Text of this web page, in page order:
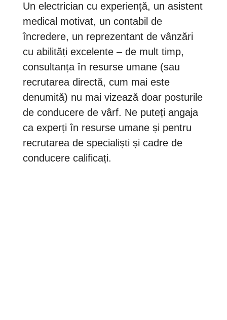
Un electrician cu experiență, un asistent
medical motivat, un contabil de
încredere, un reprezentant de vânzări
cu abilități excelente – de mult timp,
consultanța în resurse umane (sau
recrutarea directă, cum mai este
denumită) nu mai vizează doar posturile
de conducere de vârf. Ne puteți angaja
ca experți în resurse umane și pentru
recrutarea de specialiști și cadre de
conducere calificați.